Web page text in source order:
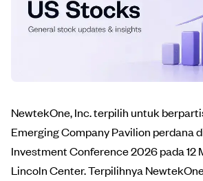
NewtekOne, Inc. terpilih untuk
Emerging Company Pavilion perdana
Investment Conference 2026 pada 12
Lincoln Center. Terpilihnya